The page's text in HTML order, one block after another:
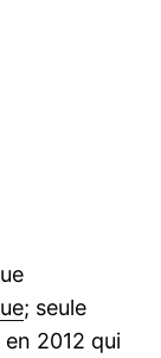
; seule
2012 qui